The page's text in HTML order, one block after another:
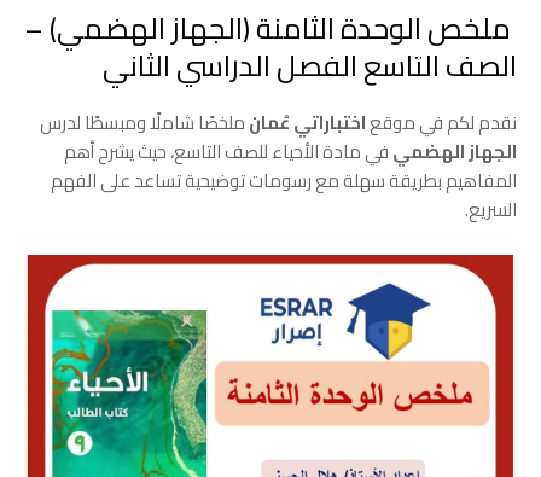
ملخص الوحدة الثامنة (الجهاز الهضمي) –
الصف التاسع الفصل الدراسي الثاني
نقدم لكم في موقعاختباراتي عُمانملخصًا شاملًا ومبسطًا لدرس
الجهاز الهضميفي مادة الأحياء للصف التاسع، حيث يشرح أهم
المفاهيم بطريقة سهلة مع رسومات توضيحية تساعد على الفهم
السريع.